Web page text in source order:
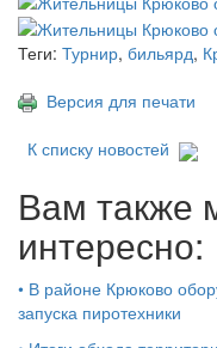
Теги: Турнир, бильярд,
Версия для печати
К списку новостей
Вам также
интересно:
• В районе Крюково
запуска пиротехники